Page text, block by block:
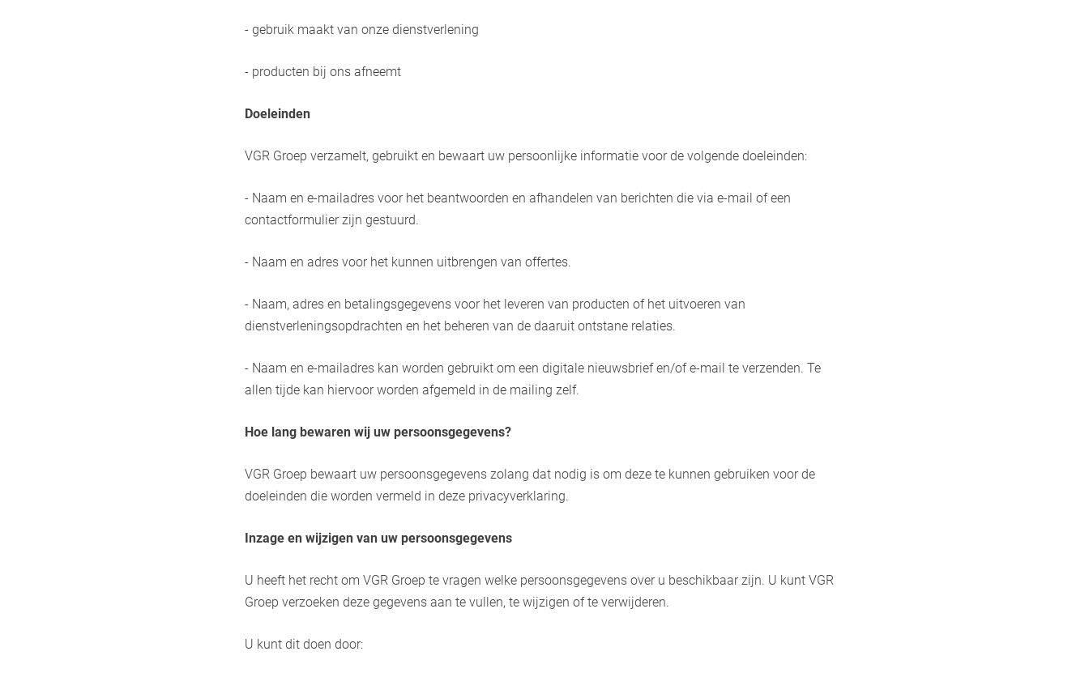
- gebruik maakt van onze dienstverlening
- producten bij ons afneemt
Doeleinden
VGR Groep verzamelt, gebruikt en bewaart uw persoonlijke informatie voor de volgende doeleinden:
- Naam en e-mailadres voor het beantwoorden en afhandelen van berichten die via e-mail of een
contactformulier zijn gestuurd.
- Naam en adres voor het kunnen uitbrengen van offertes.
- Naam, adres en betalingsgegevens voor het leveren van producten of het uitvoeren van
dienstverleningsopdrachten en het beheren van de daaruit ontstane relaties.
- Naam en e-mailadres kan worden gebruikt om een digitale nieuwsbrief en/of e-mail te verzenden. Te
allen tijde kan hiervoor worden afgemeld in de mailing zelf.
Hoe lang bewaren wij uw persoonsgegevens?
VGR Groep bewaart uw persoonsgegevens zolang dat nodig is om deze te kunnen gebruiken voor de
doeleinden die worden vermeld in deze privacyverklaring.
Inzage en wijzigen van uw persoonsgegevens
U heeft het recht om VGR Groep te vragen welke persoonsgegevens over u beschikbaar zijn. U kunt VGR
Groep verzoeken deze gegevens aan te vullen, te wijzigen of te verwijderen.
U kunt dit doen door: